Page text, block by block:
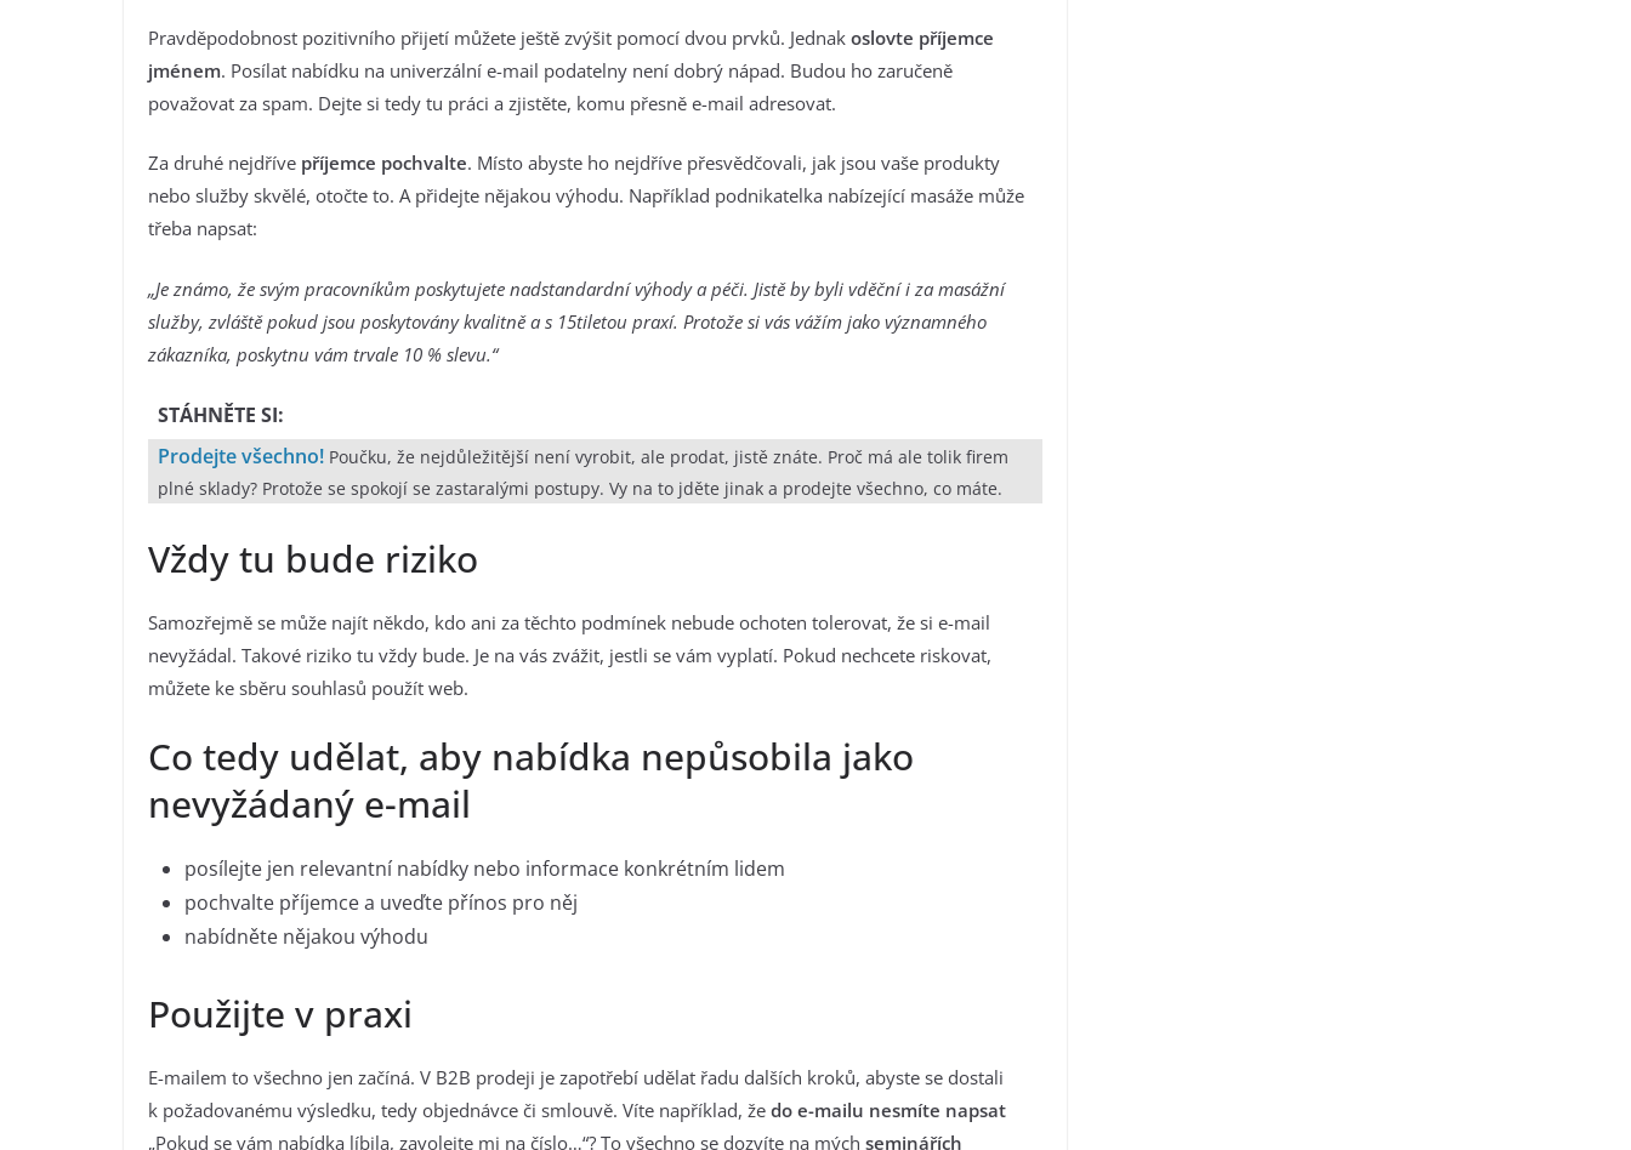
Pravděpodobnost pozitivního přijetí můžete ještě zvýšit pomocí dvou prvků. Jednak oslovte příjemce
jménem. Posílat nabídku na univerzální e-mail podatelny není dobrý nápad. Budou ho zaručeně
považovat za spam. Dejte si tedy tu práci a zjistěte, komu přesně e-mail adresovat.
Za druhé nejdříve příjemce pochvalte. Místo abyste ho nejdříve přesvědčovali, jak jsou vaše produkty
nebo služby skvělé, otočte to. A přidejte nějakou výhodu. Například podnikatelka nabízející masáže může
třeba napsat:
„Je známo, že svým pracovníkům poskytujete nadstandardní výhody a péči. Jistě by byli vděční i za masážní
služby, zvláště pokud jsou poskytovány kvalitně a s 15tiletou praxí. Protože si vás vážím jako významného
zákazníka, poskytnu vám trvale 10 % slevu.“
STÁHNĚTE SI:
Prodejte všechno! Poučku, že nejdůležitější není vyrobit, ale prodat, jistě znáte. Proč má ale tolik firem
plné sklady? Protože se spokojí se zastaralými postupy. Vy na to jděte jinak a prodejte všechno, co máte.
Vždy tu bude riziko
Samozřejmě se může najít někdo, kdo ani za těchto podmínek nebude ochoten tolerovat, že si e-mail
nevyžádal. Takové riziko tu vždy bude. Je na vás zvážit, jestli se vám vyplatí. Pokud nechcete riskovat,
můžete ke sběru souhlasů použít web.
Co tedy udělat, aby nabídka nepůsobila jako
nevyžádaný e-mail
posílejte jen relevantní nabídky nebo informace konkrétním lidem
pochvalte příjemce a uveďte přínos pro něj
nabídněte nějakou výhodu
Použijte v praxi
E-mailem to všechno jen začíná. V B2B prodeji je zapotřebí udělat řadu dalších kroků, abyste se dostali
k požadovanému výsledku, tedy objednávce či smlouvě. Víte například, že do e-mailu nesmíte napsat
„Pokud se vám nabídka líbila, zavolejte mi na číslo…“? To všechno se dozvíte na mých seminářích